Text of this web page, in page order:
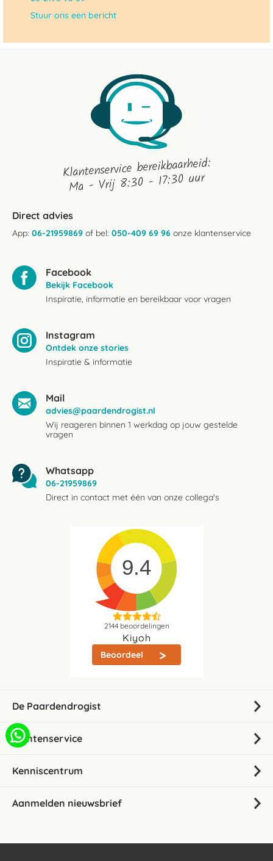
Stuur ons een bericht
Klantenservice bereikbaarheid:
Ma - Vrij 8:30 - 17:30 uur
Direct advies
App: 06-21959869 of bel: 050-409 69 96 onze klantenservice
Facebook
Bekijk Facebook
Inspiratie, informatie en bereikbaar voor vragen
Instagram
Ontdek onze stories
Inspiratie & informatie
Mail
advies@paardendrogist.nl
Wij reageren binnen 1 werkdag op jouw gestelde
vragen
Whatsapp
06-21959869
Direct in contact met één van onze collega's
9.4
2144beoordelingen
Kiyoh
Beoordeel
De Paardendrogist
Klantenservice
Kenniscentrum
Aanmelden nieuwsbrief